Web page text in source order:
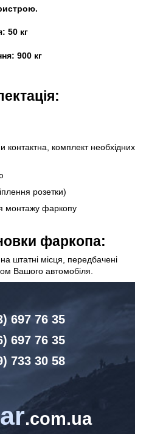
50 кг
900 кг
контактна, комплект необхідних
розетки)
монтажу фаркопу
фаркопа:
штатні місця, передбачені
Вашого автомобіля.
697 76 35
697 76 35
733 30 58
.com.ua